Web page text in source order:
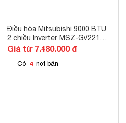
Điều hòa Mitsubishi 9000 BTU
2 chiều Inverter MSZ-GV2218
gas R-32
Giá từ 7.480.000 đ
Có 4 nơi bán